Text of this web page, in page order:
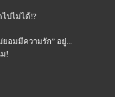
ปไม่ได้!?
อมมีความรัก” อยู่...
!